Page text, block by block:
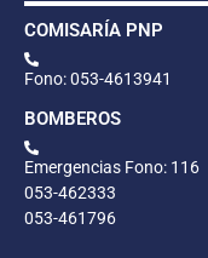
COMISARÍA PNP
Fono: 053-4613941
BOMBEROS
Emergencias Fono: 116
053-462333
053-461796